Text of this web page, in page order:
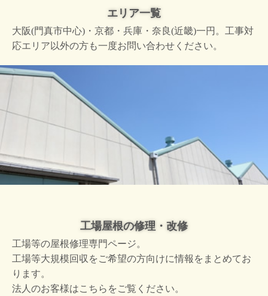
エリア一覧
大阪(門真市中心)・京都・兵庫・奈良(近畿)一円。工事対
応エリア以外の方も一度お問い合わせください。
工場屋根の修理・改修
工場等の屋根修理専門ページ。
工場等大規模回収をご希望の方向けに情報をまとめてお
ります。
法人のお客様はこちらをご覧ください。